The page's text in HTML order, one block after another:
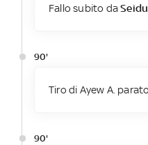
Fallo subito da
90'
Tiro di Ayew A.
90'